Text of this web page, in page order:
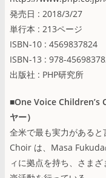
発売日 : 2018/3/27
単行本 : 213ページ
ISBN-10 : 4569837824
ISBN-13 : 978-
出版社 : PHP研究所
■One Voice Childrenʼs
ヤー）
全米で最も実力がある
Choir は、Masa
ィに拠点を持ち、さま